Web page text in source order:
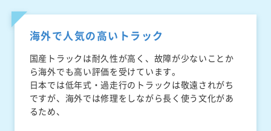
海外で人気の高いトラック
国産トラックは耐久性が高く、故障が少ないことか
ら海外でも高い評価を受けています。
日本では低年式・過走行のトラックは敬遠されがち
ですが、海外では修理をしながら長く使う文化があ
るため、